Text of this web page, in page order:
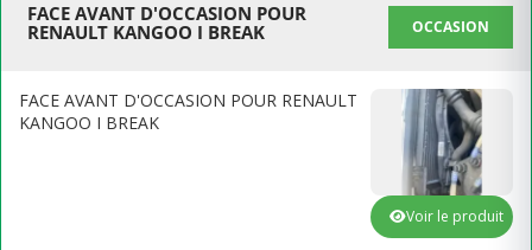
FACE AVANT D'OCCASION POUR
RENAULT KANGOO I BREAK
OCCASION
FACE AVANT D'OCCASION POUR RENAULT
KANGOO I BREAK
Voir le produit